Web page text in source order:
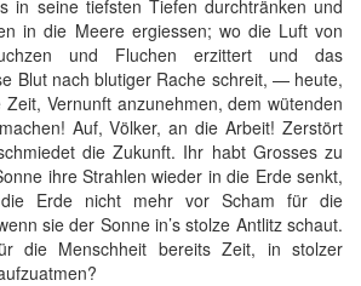
in seine tiefsten Tiefen durchtränken und
in die Meere ergiessen; wo die Luft von
und Fluchen erzittert und das
Blut nach blutiger Rache schreit, — heute,
Vernunft anzunehmen, dem wütenden
Auf, Völker, an die Arbeit! Zerstört
die Zukunft. Ihr habt Grosses zu
ihre Strahlen wieder in die Erde senkt,
Erde nicht mehr vor Scham für die
sie der Sonne in’s stolze Antlitz schaut.
die Menschheit bereits Zeit, in stolzer